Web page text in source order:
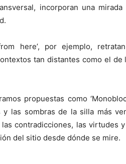
incorporan una
here’, por ejemplo,
tan distantes como el de
propuestas como
las sombras de la silla más
contradicciones, las virtudes
del sitio desde dónde se mire.